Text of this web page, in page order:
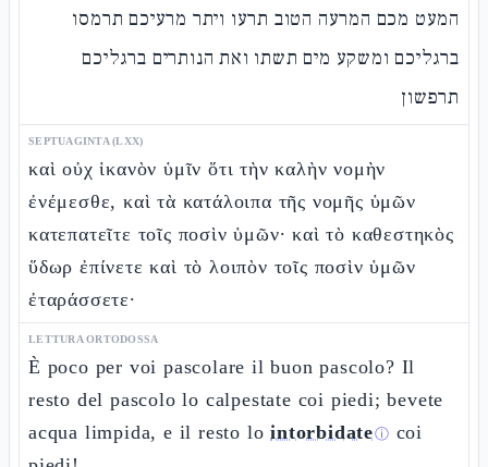
המעט מכם המרעה הטוב תרעו ויתר מרעיכם תרמסו
ברגליכם ומשקע מים תשתו ואת הנותרים ברגליכם
תרפשון
SEPTUAGINTA (LXX)
καὶ οὐχ ἱκανὸν ὑμῖν ὅτι τὴν καλὴν νομὴν
ἐνέμεσθε, καὶ τὰ κατάλοιπα τῆς νομῆς ὑμῶν
κατεπατεῖτε τοῖς ποσὶν ὑμῶν· καὶ τὸ καθεστηκὸς
ὕδωρ ἐπίνετε καὶ τὸ λοιπὸν τοῖς ποσὶν ὑμῶν
ἐταράσσετε·
LETTURA ORTODOSSA
È poco per voi pascolare il buon pascolo? Il
resto del pascolo lo calpestate coi piedi; bevete
acqua limpida, e il resto lointorbidateⓘ coi